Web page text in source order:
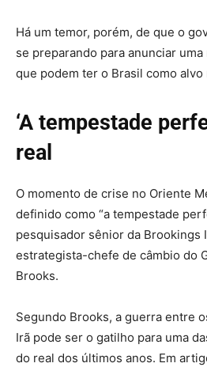
Há um temor, porém, de que o
se preparando para anunciar
que podem ter o Brasil como alvo
‘A tempestade
real
O momento de crise no Oriente
definido como “a tempestade
pesquisador sênior da Brookings
estrategista-chefe de câmbio do
Brooks.
Segundo Brooks, a guerra entre
Irã pode ser o gatilho para uma
do real dos últimos anos. Em